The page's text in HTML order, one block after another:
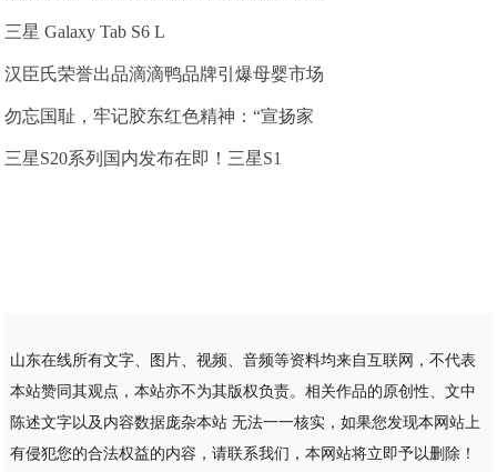
三星 Galaxy Tab S6 L
汉臣氏荣誉出品滴滴鸭品牌引爆母婴市场
勿忘国耻，牢记胶东红色精神：“宣扬家
三星S20系列国内发布在即！三星S1
山东在线所有文字、图片、视频、音频等资料均来自互联网，不代表
本站赞同其观点，本站亦不为其版权负责。相关作品的原创性、文中
陈述文字以及内容数据庞杂本站 无法一一核实，如果您发现本网站上
有侵犯您的合法权益的内容，请联系我们，本网站将立即予以删除！